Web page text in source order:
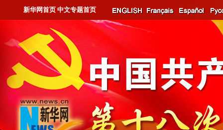
新华网首页 中文专题首页